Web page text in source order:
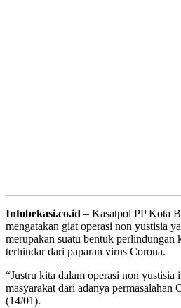
Infobekasi.co.id – Kasatpol PP Kota
mengatakan giat operasi non yustisia
merupakan suatu bentuk perlindungan
terhindar dari paparan virus Corona.
“Justru kita dalam operasi non
masyarakat dari adanya permasalahan
(14/01).